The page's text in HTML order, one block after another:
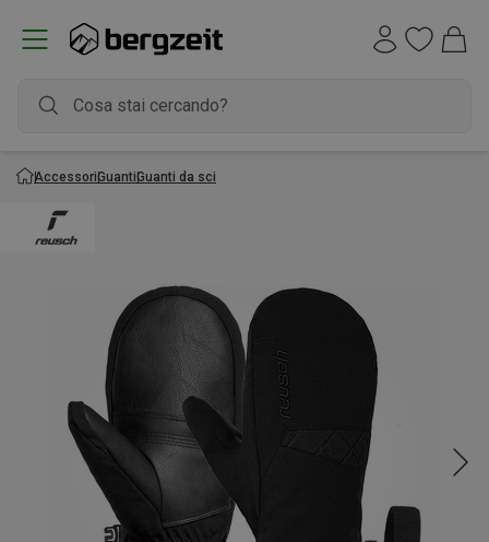
AccessoriGuantiGuanti da sci